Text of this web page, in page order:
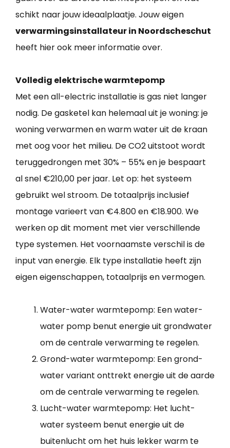
schikt naar jouw ideaalplaatje. Jouw eigen
verwarmingsinstallateur in Noordscheschut
heeft hier ook meer informatie over.
Volledig elektrische warmtepomp
Met een all-electric installatie is gas niet langer
nodig. De gasketel kan helemaal uit je woning: je
woning verwarmen en warm water uit de kraan
met oog voor het milieu. De CO2 uitstoot wordt
teruggedrongen met 30% – 55% en je bespaart
al snel €210,00 per jaar. Let op: het systeem
gebruikt wel stroom. De totaalprijs inclusief
montage varieert van €4.800 en €18.900. We
werken op dit moment met vier verschillende
type systemen. Het voornaamste verschil is de
input van energie. Elk type installatie heeft zijn
eigen eigenschappen, totaalprijs en vermogen.
Water-water warmtepomp: Een water-
water pomp benut energie uit grondwater
om de centrale verwarming te regelen.
Grond-water warmtepomp: Een grond-
water variant onttrekt energie uit de aarde
om de centrale verwarming te regelen.
Lucht-water warmtepomp: Het lucht-
water systeem benut energie uit de
buitenlucht om het huis lekker warm te